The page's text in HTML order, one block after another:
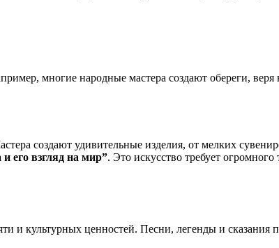
многие народные мастера создают обереги,
создают удивительные изделия, от мелких
его взгляд на мир”. Это искусство требует
культурных ценностей. Песни, легенды и сказания